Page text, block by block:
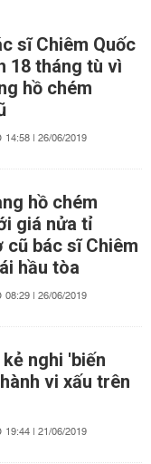
sĩ Chiêm Quốc
18 tháng tù vì
hồ chém
14:58 | 26/06/2019
hồ chém
giá nửa tỉ
cũ bác sĩ Chiêm
hầu tòa
08:29 | 26/06/2019
nghi 'biến
vi xấu trên
19:44 | 21/06/2019